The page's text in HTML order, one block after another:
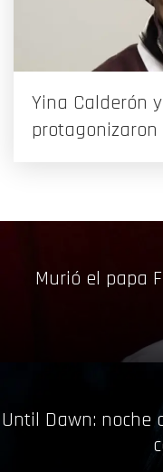
Yina Calderón
Murió el papa
Until Dawn: noche